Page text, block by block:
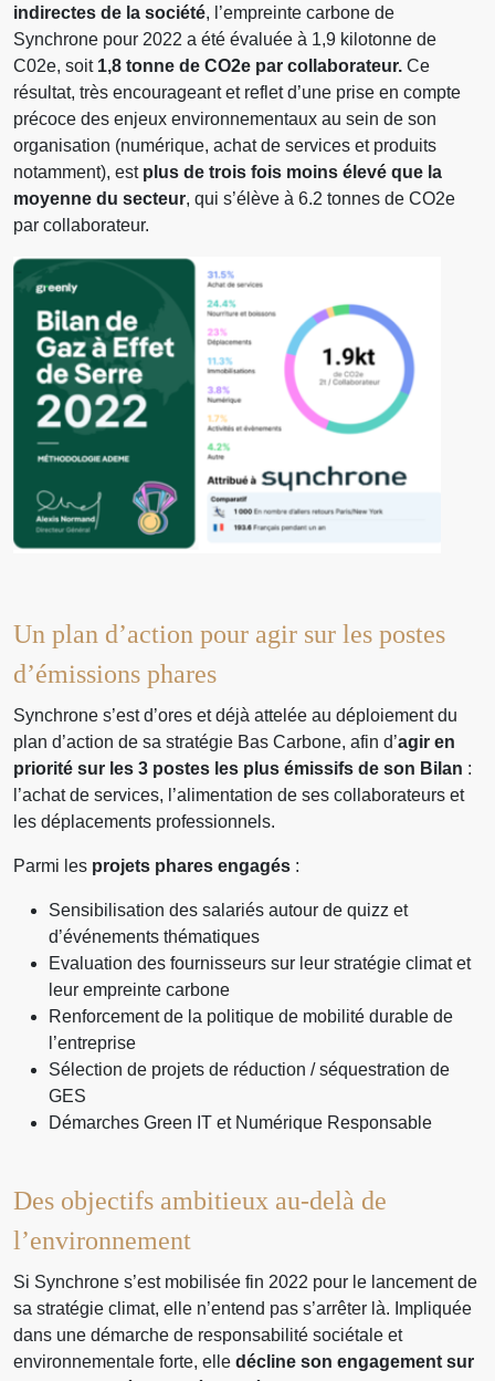
indirectes de la société, l’empreinte carbone de
Synchrone pour 2022 a été évaluée à 1,9 kilotonne de
C02e, soit 1,8 tonne de CO2e par collaborateur. Ce
résultat, très encourageant et reflet d’une prise en compte
précoce des enjeux environnementaux au sein de son
organisation (numérique, achat de services et produits
notamment), est plus de trois fois moins élevé que la
moyenne du secteur, qui s’élève à 6.2 tonnes de CO2e
par collaborateur.
Un plan d’action pour agir sur les postes
d’émissions phares
Synchrone s’est d’ores et déjà attelée au déploiement du
plan d’action de sa stratégie Bas Carbone, afin d’agir en
priorité sur les 3 postes les plus émissifs de son Bilan :
l’achat de services, l’alimentation de ses collaborateurs et
les déplacements professionnels.
Parmi les projets phares engagés :
Sensibilisation des salariés autour de quizz et
d’événements thématiques
Evaluation des fournisseurs sur leur stratégie climat et
leur empreinte carbone
Renforcement de la politique de mobilité durable de
l’entreprise
Sélection de projets de réduction / séquestration de
GES
Démarches Green IT et Numérique Responsable
Des objectifs ambitieux au-delà de
l’environnement
Si Synchrone s’est mobilisée fin 2022 pour le lancement de
sa stratégie climat, elle n’entend pas s’arrêter là. Impliquée
dans une démarche de responsabilité sociétale et
environnementale forte, elle décline son engagement sur